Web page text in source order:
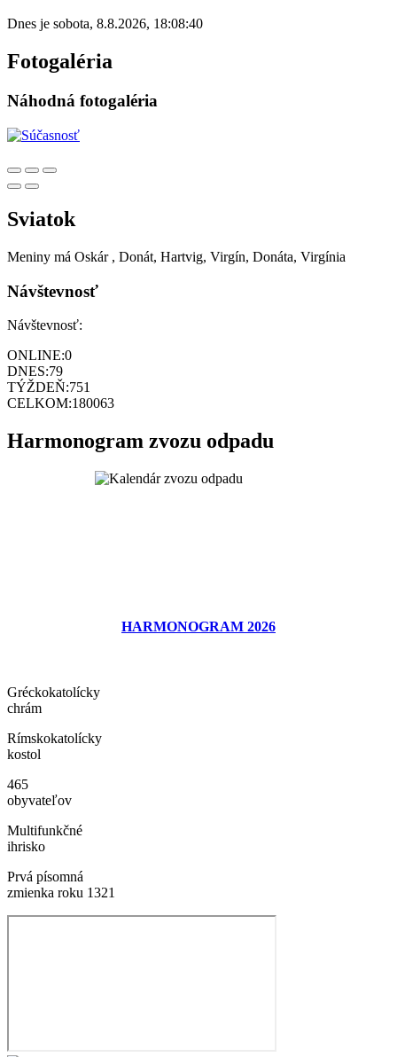
Dnes je sobota, 8.8.2026, 18:08:40
Fotogaléria
Náhodná fotogaléria
Sviatok
Meniny má Oskár , Donát, Hartvig, Virgín, Donáta, Virgínia
Návštevnosť
Návštevnosť:
ONLINE:0
DNES:79
TÝŽDEŇ:751
CELKOM:180063
Harmonogram zvozu odpadu
HARMONOGRAM 2026
Gréckokatolícky
chrám
Rímskokatolícky
kostol
465
obyvateľov
Multifunkčné
ihrisko
Prvá písomná
zmienka roku 1321